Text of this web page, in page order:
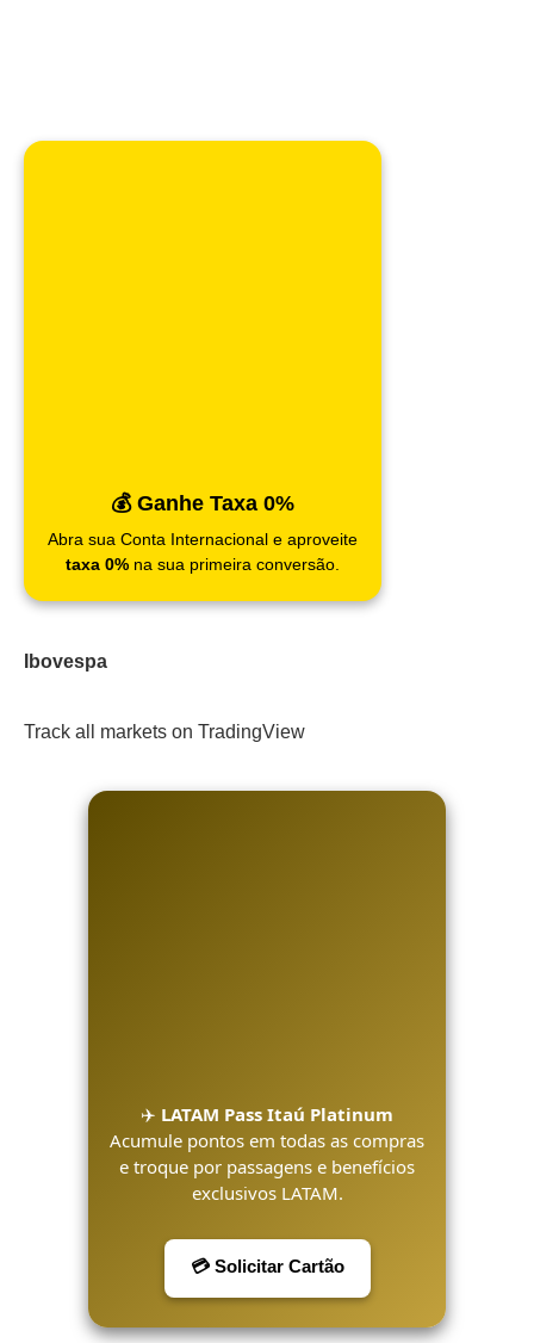
💰 Ganhe Taxa 0%
Abra sua Conta Internacional e aproveite
taxa 0% na sua primeira conversão.
Ibovespa
Track all markets on TradingView
✈️ LATAM Pass Itaú Platinum
Acumule pontos em todas as compras
e troque por passagens e benefícios
exclusivos LATAM.
💳 Solicitar Cartão